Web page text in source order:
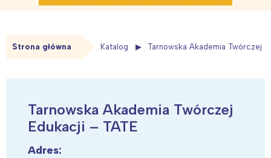
Strona główna Katalog Tarnowska Akademia Twórczej
Tarnowska Akademia Twórczej
Edukacji – TATE
Adres: